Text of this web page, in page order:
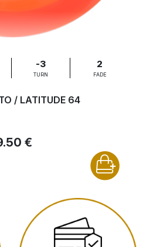
-3
TURN
2
FADE
/ LATITUDE 64
€